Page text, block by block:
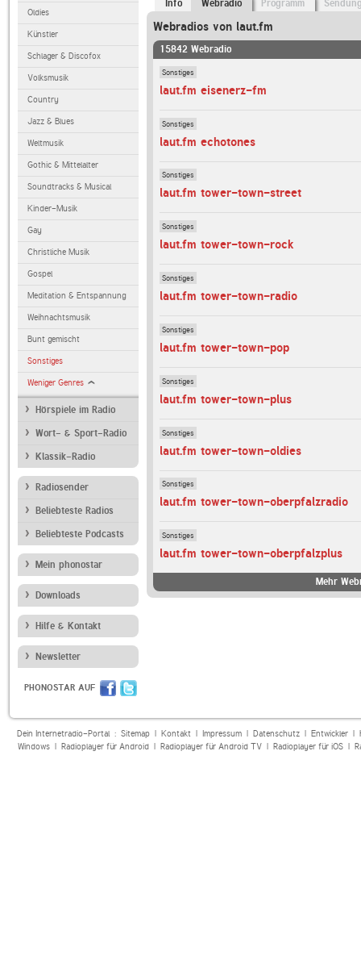
Oldies
Künstler
Schlager & Discofox
Volksmusik
Country
Jazz & Blues
Weltmusik
Gothic & Mittelalter
Soundtracks & Musical
Kinder-Musik
Gay
Christliche Musik
Gospel
Meditation & Entspannung
Weihnachtsmusik
Bunt gemischt
Sonstiges
Weniger Genres
Hörspiele im Radio
Wort- & Sport-Radio
Klassik-Radio
Radiosender
Beliebteste Radios
Beliebteste Podcasts
Mein phonostar
Downloads
Hilfe & Kontakt
Newsletter
PHONOSTAR AUF
Info Webradio Programm
Webradios von laut.fm
15842 Webradio
Sonstiges
laut.fm eisenerz-fm
Sonstiges
laut.fm echotones
Sonstiges
laut.fm tower-town-street
Sonstiges
laut.fm tower-town-rock
Sonstiges
laut.fm tower-town-radio
Sonstiges
laut.fm tower-town-pop
Sonstiges
laut.fm tower-town-plus
Sonstiges
laut.fm tower-town-oldies
Sonstiges
laut.fm tower-town-oberpfalzradio
Sonstiges
laut.fm tower-town-oberpfalzplus
Mehr
Dein Internetradio-Portal : Sitemap| Kontakt| Impressum| Datenschutz| Entwickler|
Windows| Radioplayer für Android| Radioplayer für Android TV| Radioplayer für iOS|